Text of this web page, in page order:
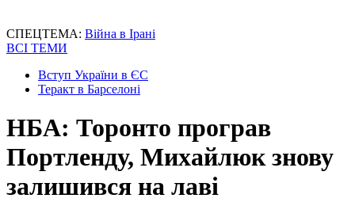
СПЕЦТЕМА: Війна в Ірані
ВСІ ТЕМИ
Вступ України в ЄС
Теракт в Барселоні
НБА: Торонто програв
Портленду, Михайлюк знову
залишився на лаві